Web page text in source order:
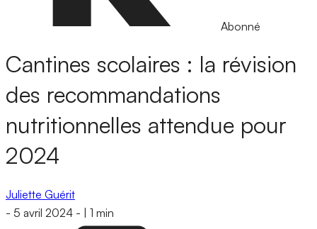
Abonné
Cantines scolaires : la révision
des recommandations
nutritionnelles attendue pour
2024
Juliette Guérit
- 5 avril 2024 - 1 min